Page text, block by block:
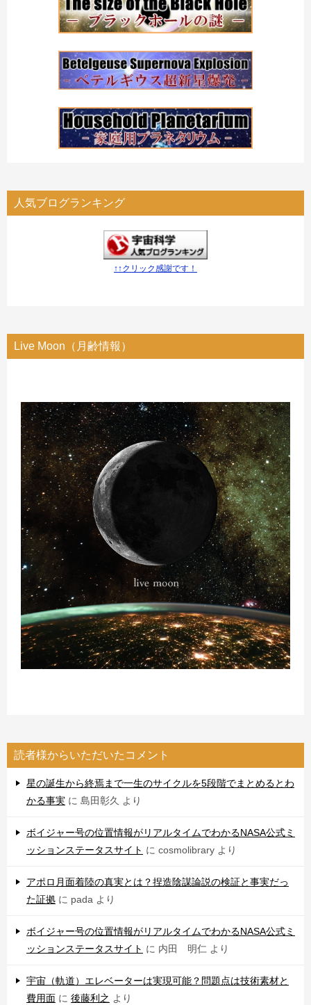
人気ブログランキング
↑↑クリック感謝です！
Live Moon（月齢情報）
読者様からいただいたコメント
星の誕生から終焉まで一生のサイクルを5段階でまとめるとわ
かる事実 に 島田彰久 より
ボイジャー号の位置情報がリアルタイムでわかるNASA公式ミ
ッションステータスサイト に cosmolibrary より
アポロ月面着陸の真実とは？捏造陰謀論説の検証と事実だっ
た証拠 に pada より
ボイジャー号の位置情報がリアルタイムでわかるNASA公式ミ
ッションステータスサイト に 内田 明仁 より
宇宙（軌道）エレベーターは実現可能？問題点は技術素材と
費用面 に 後藤利之 より